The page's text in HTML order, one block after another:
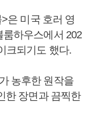
은 미국 호러 영
하우스에서 202
크되기도 했다.
농후한 원작을
한 장면과 끔찍한